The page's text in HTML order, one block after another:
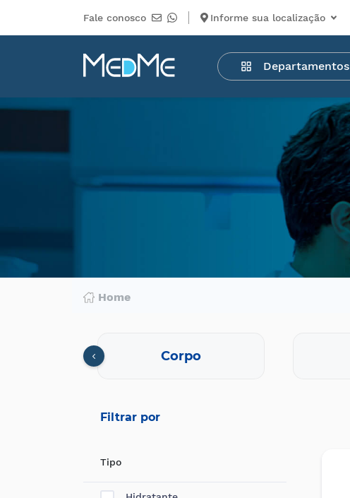
Fale conosco Informe sua localização
Departamentos
Departamentos
Medicamentos
Higiene
pessoal
Mercearia
Serviços
Home
Corpo
Filtrar por
Tipo